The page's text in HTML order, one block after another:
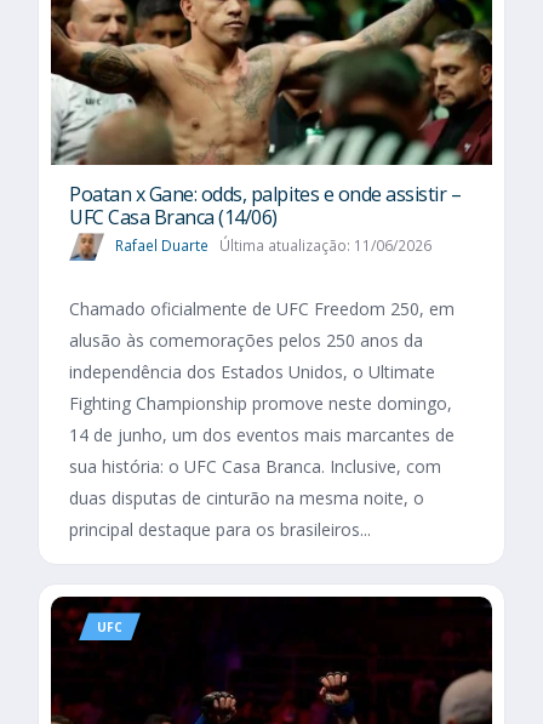
Poatan x Gane: odds, palpites e onde assistir –
UFC Casa Branca (14/06)
Rafael Duarte Última atualização: 11/06/2026
Chamado oficialmente de UFC Freedom 250, em
alusão às comemorações pelos 250 anos da
independência dos Estados Unidos, o Ultimate
Fighting Championship promove neste domingo,
14 de junho, um dos eventos mais marcantes de
sua história: o UFC Casa Branca. Inclusive, com
duas disputas de cinturão na mesma noite, o
principal destaque para os brasileiros...
UFC